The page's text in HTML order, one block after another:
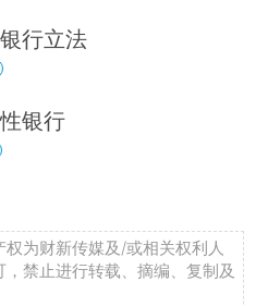
行立法
银行
为财新传媒及/或相关权利人
禁止进行转载、摘编、复制及